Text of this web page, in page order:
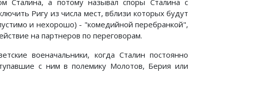
Сталина, а потому называл споры Сталина с
Ригу из числа мест, вблизи которых будут
и нехорошо) - "комедийной перебранкой",
на партнеров по переговорам.
военачальники, когда Сталин постоянно
с ним в полемику Молотов, Берия или